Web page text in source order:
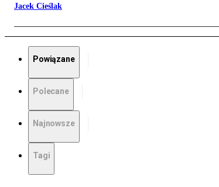
Jacek Cieślak
Powiązane
Polecane
Najnowsze
Tagi